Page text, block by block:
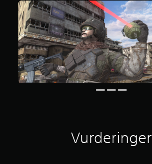
Vurderinger